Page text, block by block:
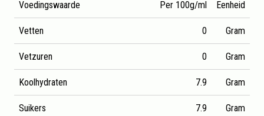
Voedingswaarde Per 100g/ml Eenheid
Vetten 0 Gram
Vetzuren 0 Gram
Koolhydraten 7.9 Gram
Suikers 7.9 Gram